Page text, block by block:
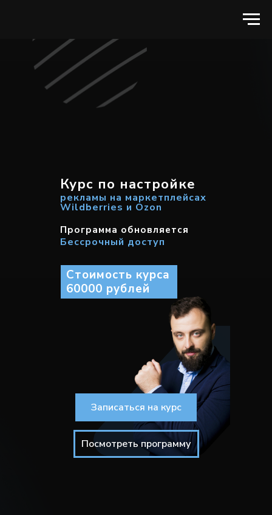
Курс по настройке
рекламы на маркетплейсах
Wildberries и Ozon
Стоимость курса
60000 рублей
Записаться на курс
Посмотреть программу
Бессрочный доступ
Программа обновляется